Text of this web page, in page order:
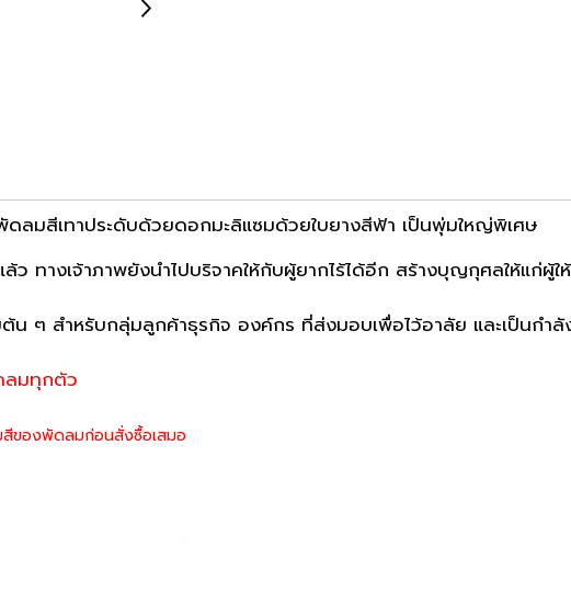
มสีเทาประดับด้วยดอกมะลิแซมด้วยใบยางสีฟ้า เป็นพุ่มใหญ่พิเศษ
ทางเจ้าภาพยังนำไปบริจาคให้กับผู้ยากไร้ได้อีก สร้างบุญกุศลให้แก่ผู้ใ
ๆ สำหรับกลุ่มลูกค้าธุรกิจ องค์กร ที่ส่งมอบเพื่อไว้อาลัย และเป็นกำลั
ลมทุกตัว
สีของพัดลมก่อนสั่งซื้อเสมอ